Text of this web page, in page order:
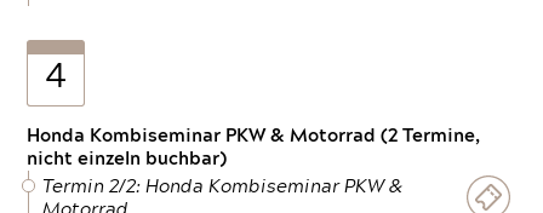
4
Honda Kombiseminar PKW & Motorrad (2 Termine,
nicht einzeln buchbar)
Termin 2/2: Honda Kombiseminar PKW &